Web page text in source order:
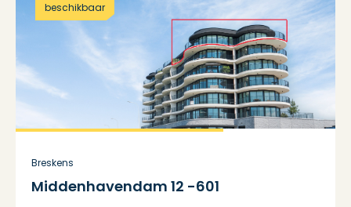
beschikbaar
Breskens
Middenhavendam 12 -601